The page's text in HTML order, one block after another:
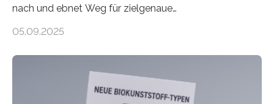
nach und ebnet Weg für zielgenaue
– nur eine Atomlage dick, aber extrem leitfähig und
Sensoren, leistungsstarken Batterien und effizienten
Solarzellen. Eine neue Studie hebt das Potenzial nun
05.09.2025